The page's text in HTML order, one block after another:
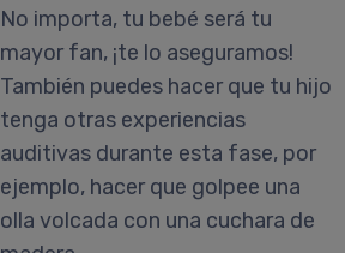
No importa, tu bebé será tu
mayor fan, ¡te lo aseguramos!
También puedes hacer que tu hijo
tenga otras experiencias
auditivas durante esta fase, por
ejemplo, hacer que golpee una
olla volcada con una cuchara de